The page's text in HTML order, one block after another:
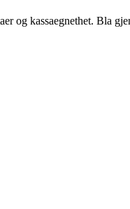
og kassaegnethet. Bla